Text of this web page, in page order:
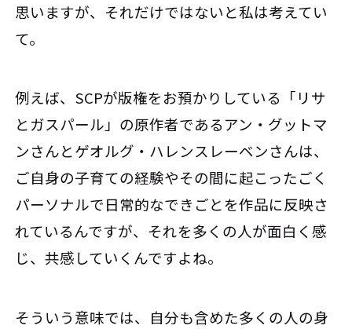
思いますが、それだけではないと私は考えてい
て。
例えば、SCPが版権をお預かりしている「リサ
とガスパール」の原作者であるアン・グットマ
ンさんとゲオルグ・ハレンスレーベンさんは、
ご自身の子育ての経験やその間に起こったごく
パーソナルで日常的なできごとを作品に反映さ
れているんですが、それを多くの人が面白く感
じ、共感していくんですよね。
そういう意味では、自分も含めた多くの人の身